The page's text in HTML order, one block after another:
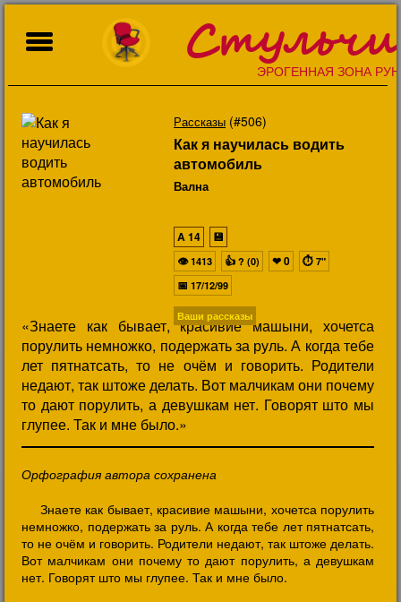
ЭРОГЕННАЯ ЗОНА
Рассказы (#506)
Как я научилась водить
автомобиль
Вална
«Знаете как бывает, красивие машыни, хочетса
порулить немножко, подержать за руль. А когда тебе
лет пятнатсать, то не очём и говорить. Родители
недают, так штоже делать. Вот малчикам они почему
то дают порулить, а девушкам нет. Говорят што мы
глупее. Так и мне было.»
A14
💾
👁1413 👍 ? (0) ❤0 ⏱ 7"
📅 17/12/99
Ваши рассказы
Орфография автора сохранена
Знаете как бывает, красивие машыни, хочетса порулить
немножко, подержать за руль. А когда тебе лет пятнатсать,
то не очём и говорить. Родители недают, так штоже делать.
Вот малчикам они почему то дают порулить, а девушкам
нет. Говорят што мы глупее. Так и мне было.